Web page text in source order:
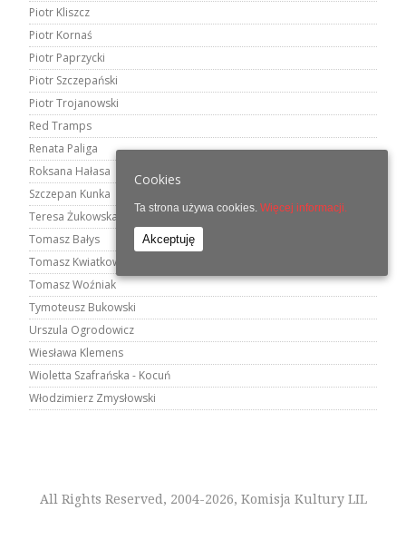
Piotr Kliszcz
Piotr Kornaś
Piotr Paprzycki
Piotr Szczepański
Piotr Trojanowski
Red Tramps
Renata Paliga
Roksana Hałasa
Szczepan Kunka
Teresa Żukowska
Tomasz Bałys
Tomasz Kwiatkowski
Tomasz Woźniak
Tymoteusz Bukowski
Urszula Ogrodowicz
Wiesława Klemens
Wioletta Szafrańska - Kocuń
Włodzimierz Zmysłowski
All Rights Reserved, 2004-2026, Komisja Kultury LIL
Cookies
Ta strona używa cookies. Więcej informacji.
Akceptuję